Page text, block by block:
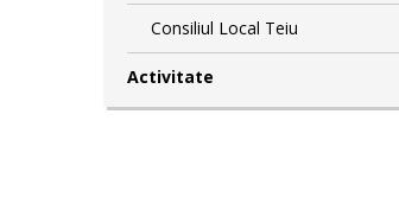
Consiliul Local Teiu
Activitate